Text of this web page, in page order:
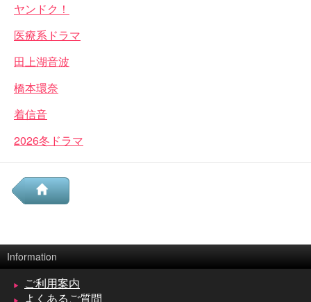
ヤンドク！
医療系ドラマ
田上湖音波
橋本環奈
着信音
2026冬ドラマ
Information
ご利用案内
よくあるご質問